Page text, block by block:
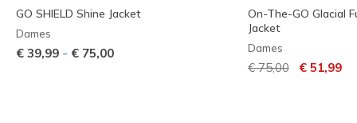
GO SHIELD Shine Jacket
Dames
€ 39,99 - € 75,00
On-The-GO Glacial
Jacket
Dames
Prijs verlaagd van
€ 75,00naar
€ 51,99